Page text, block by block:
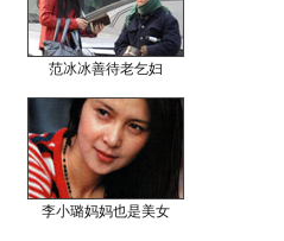
范冰冰善待老乞妇
李小璐妈妈也是美女